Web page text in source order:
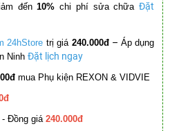
đến10% chi phí sửa chữa Đặt
24hStore trị giá 240.000đ – Áp dụng
Ninh Đặt lịch ngay
mua Phụ kiện REXON & VIDVIE
- Đồng giá 240.000đ